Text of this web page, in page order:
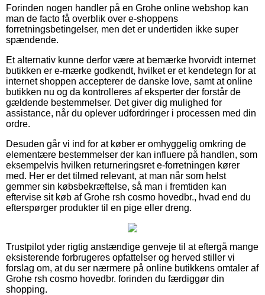
Forinden nogen handler på en Grohe online webshop kan
man de facto få overblik over e-shoppens
forretningsbetingelser, men det er undertiden ikke super
spændende.
Et alternativ kunne derfor være at bemærke hvorvidt internet
butikken er e-mærke godkendt, hvilket er et kendetegn for at
internet shoppen accepterer de danske love, samt at online
butikken nu og da kontrolleres af eksperter der forstår de
gældende bestemmelser. Det giver dig mulighed for
assistance, når du oplever udfordringer i processen med din
ordre.
Desuden går vi ind for at køber er omhyggelig omkring de
elementære bestemmelser der kan influere på handlen, som
eksempelvis hvilken returneringsret e-forretningen kører
med. Her er det tilmed relevant, at man når som helst
gemmer sin købsbekræftelse, så man i fremtiden kan
eftervise sit køb af Grohe rsh cosmo hovedbr., hvad end du
efterspørger produkter til en pige eller dreng.
Trustpilot yder rigtig anstændige genveje til at eftergå mange
eksisterende forbrugeres opfattelser og herved stiller vi
forslag om, at du ser nærmere på online butikkens omtaler af
Grohe rsh cosmo hovedbr. forinden du færdiggør din
shopping.